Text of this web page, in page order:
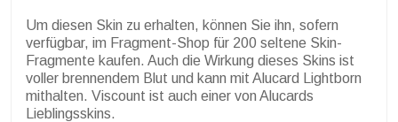
Um diesen Skin zu erhalten, können Sie ihn, sofern
verfügbar, im Fragment-Shop für 200 seltene Skin-
Fragmente kaufen. Auch die Wirkung dieses Skins ist
voller brennendem Blut und kann mit Alucard Lightborn
mithalten. Viscount ist auch einer von Alucards
Lieblingsskins.